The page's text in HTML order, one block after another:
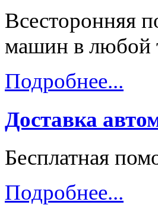
Всесторонняя
машин в любой
Подробнее...
Доставка
Бесплатная
Подробнее...